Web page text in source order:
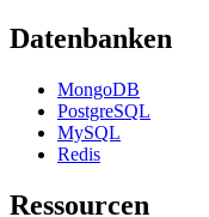
Datenbanken
MongoDB
PostgreSQL
MySQL
Redis
Ressourcen